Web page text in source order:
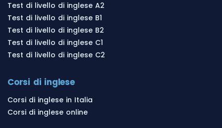
Test di livello di inglese A2
Test di livello di inglese B1
Test di livello di inglese B2
Test di livello di inglese C1
Test di livello di inglese C2
Corsi di inglese
Corsi di inglese in Italia
Corsi di inglese online